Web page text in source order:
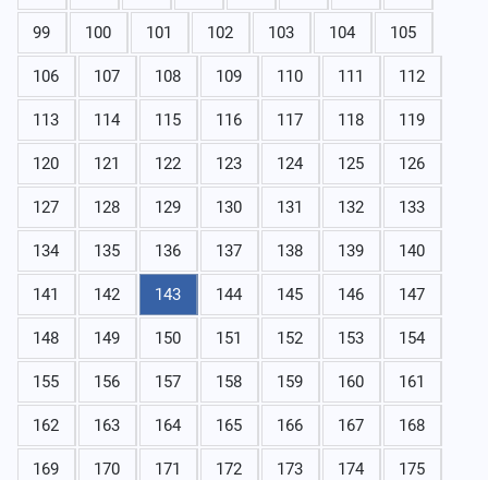
99 100 101 102 103 104 105
106 107 108 109 110 111 112
113 114 115 116 117 118 119
120 121 122 123 124 125 126
127 128 129 130 131 132 133
134 135 136 137 138 139 140
141 142 143 144 145 146 147
148 149 150 151 152 153 154
155 156 157 158 159 160 161
162 163 164 165 166 167 168
169 170 171 172 173 174 175